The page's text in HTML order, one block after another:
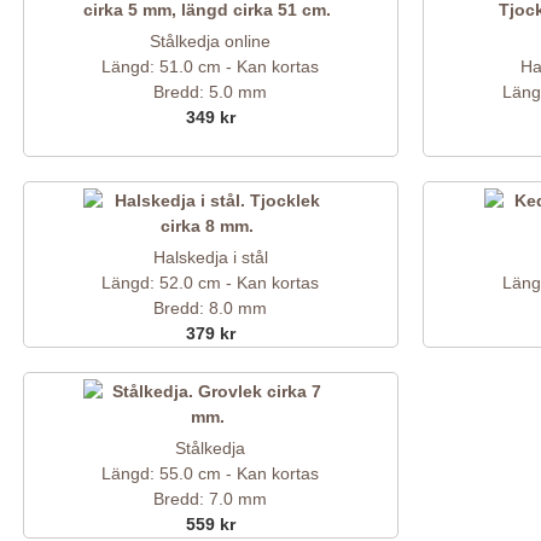
Stålkedja online
Längd: 51.0 cm - Kan kortas
Bredd: 5.0 mm
349 kr
Halskedja i stål
Längd: 52.0 cm - Kan kortas
Bredd: 8.0 mm
379 kr
Stålkedja
Längd: 55.0 cm - Kan kortas
Bredd: 7.0 mm
559 kr